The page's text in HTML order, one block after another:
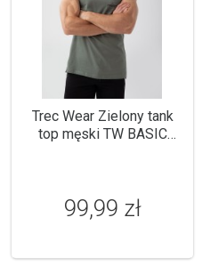
Trec Wear Zielony tank
top męski TW BASIC
99,99 zł